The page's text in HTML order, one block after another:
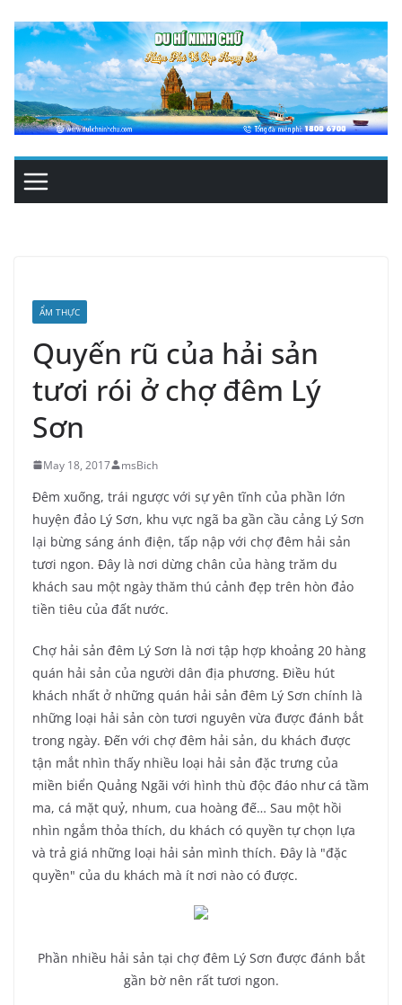
content
ẨM THỰC
Quyến rũ của hải sản
tươi rói ở chợ đêm Lý
Sơn
May 18, 2017 msBich
Đêm xuống, trái ngược với sự yên tĩnh của phần lớn
huyện đảo Lý Sơn, khu vực ngã ba gần cầu cảng Lý Sơn
lại bừng sáng ánh điện, tấp nập với chợ đêm hải sản
tươi ngon. Đây là nơi dừng chân của hàng trăm du
khách sau một ngày thăm thú cảnh đẹp trên hòn đảo
tiền tiêu của đất nước.
Chợ hải sản đêm Lý Sơn là nơi tập hợp khoảng 20 hàng
quán hải sản của người dân địa phương. Điều hút
khách nhất ở những quán hải sản đêm Lý Sơn chính là
những loại hải sản còn tươi nguyên vừa được đánh bắt
trong ngày. Đến với chợ đêm hải sản, du khách được
tận mắt nhìn thấy nhiều loại hải sản đặc trưng của
miền biển Quảng Ngãi với hình thù độc đáo như cá tầm
ma, cá mặt quỷ, nhum, cua hoàng đế… Sau một hồi
nhìn ngắm thỏa thích, du khách có quyền tự chọn lựa
và trả giá những loại hải sản mình thích. Đây là "đặc
quyền" của du khách mà ít nơi nào có được.
Phần nhiều hải sản tại chợ đêm Lý Sơn được đánh bắt
gần bờ nên rất tươi ngon.